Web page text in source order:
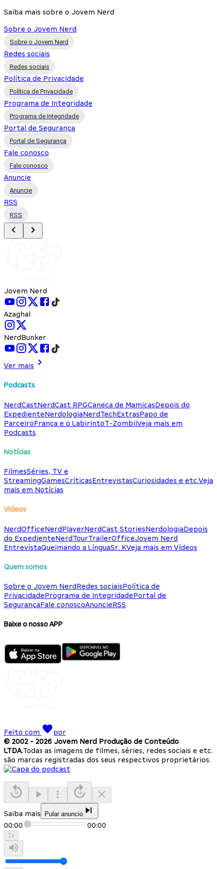
Saiba mais sobre o Jovem Nerd
Sobre o Jovem Nerd
Sobre o Jovem Nerd
Redes sociais
Redes sociais
Política de Privacidade
Política de Privacidade
Programa de Integridade
Programa de Integridade
Portal de Segurança
Portal de Segurança
Fale conosco
Fale conosco
Anuncie
Anuncie
RSS
RSS
Jovem Nerd
Azaghal
NerdBunker
Ver mais
Podcasts
NerdCastNerdCast RPGCaneca de MamicasDepois do
ExpedienteNerdologiaNerdTechExtrasPapo de
ParceiroFrança e o LabirintoT-ZombiiVeja mais em
Podcasts
Notícias
FilmesSéries, TV e
StreamingGamesCríticasEntrevistasCuriosidades e etc.Veja
mais em Notícias
Vídeos
NerdOfficeNerdPlayerNerdCast StoriesNerdologiaDepois
do ExpedienteNerdTourTrailerOfficeJovem Nerd
EntrevistaQueimando a LínguaSr. KVeja mais em Vídeos
Quem somos
Sobre o Jovem NerdRedes sociaisPolítica de
PrivacidadePrograma de IntegridadePortal de
SegurançaFale conoscoAnuncieRSS
Baixe o nosso APP
Feito com
por
© 2002 - 2026 Jovem Nerd Produção de Conteúdo
LTDA.Todas as imagens de filmes, séries, redes sociais e etc.
são marcas registradas dos seus respectivos proprietários.
Saiba mais Pular anuncio
00:00 00:00
1x